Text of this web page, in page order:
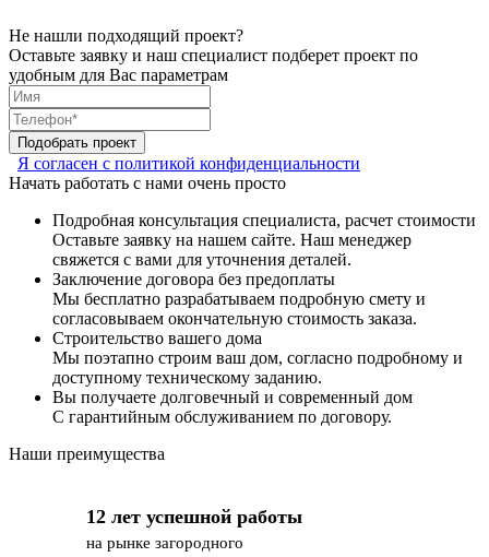
Не нашли подходящий проект?
Оставьте заявку и наш специалист подберет проект по
удобным для Вас параметрам
Подобрать проект
Я согласен с политикой конфиденциальности
Начать работать с нами очень просто
Подробная консультация специалиста, расчет стоимости
Оставьте заявку на нашем сайте. Наш менеджер
свяжется с вами для уточнения деталей.
Заключение договора без предоплаты
Мы бесплатно разрабатываем подробную смету и
согласовываем окончательную стоимость заказа.
Строительство вашего дома
Мы поэтапно строим ваш дом, согласно подробному и
доступному техническому заданию.
Вы получаете долговечный и современный дом
С гарантийным обслуживанием по договору.
Наши преимущества
12 лет успешной работы
на рынке загородного